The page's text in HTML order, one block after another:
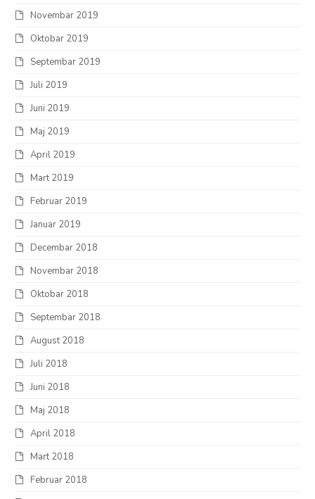
Novembar 2019
Oktobar 2019
Septembar 2019
Juli 2019
Juni 2019
Maj 2019
April 2019
Mart 2019
Februar 2019
Januar 2019
Decembar 2018
Novembar 2018
Oktobar 2018
Septembar 2018
August 2018
Juli 2018
Juni 2018
Maj 2018
April 2018
Mart 2018
Februar 2018